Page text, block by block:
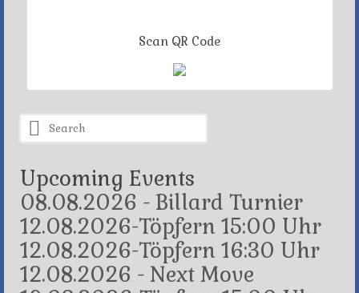
Scan QR Code
Search
for:
Upcoming Events
08.08.2026 - Billard Turnier
12.08.2026-Töpfern 15:00 Uhr
12.08.2026-Töpfern 16:30 Uhr
12.08.2026 - Next Move